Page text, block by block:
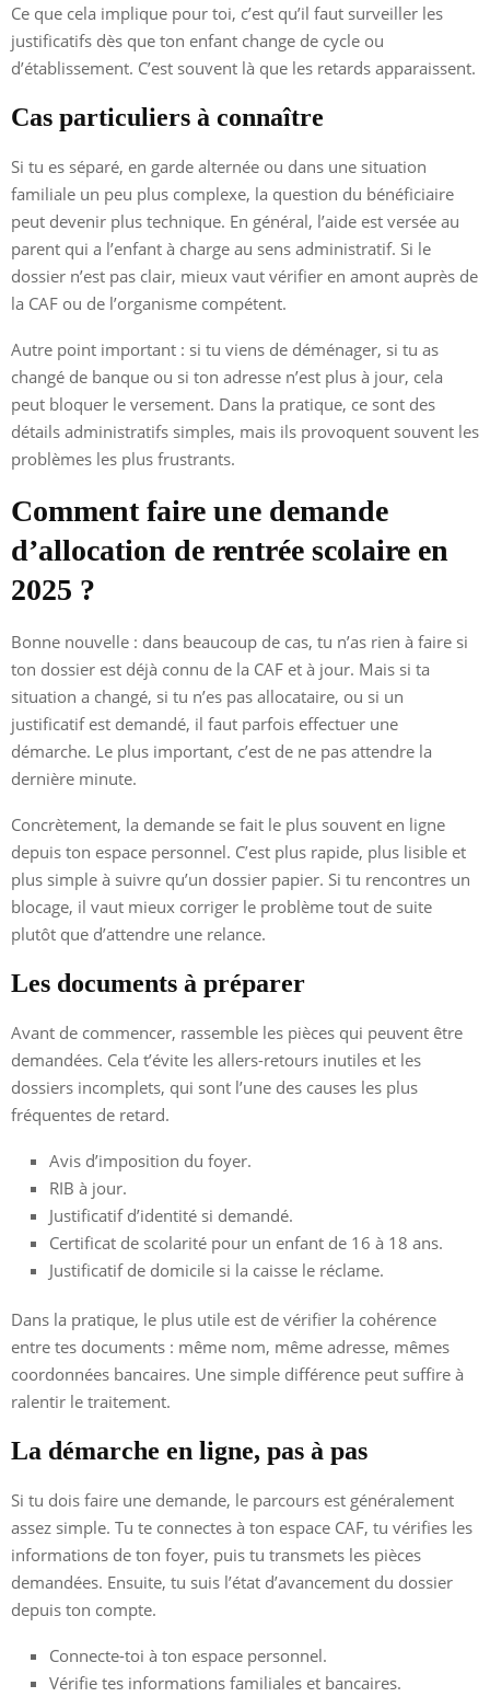
Ce que cela implique pour toi, c’est qu’il faut surveiller les
justificatifs dès que ton enfant change de cycle ou
d’établissement. C’est souvent là que les retards apparaissent.
Cas particuliers à connaître
Si tu es séparé, en garde alternée ou dans une situation
familiale un peu plus complexe, la question du bénéficiaire
peut devenir plus technique. En général, l’aide est versée au
parent qui a l’enfant à charge au sens administratif. Si le
dossier n’est pas clair, mieux vaut vérifier en amont auprès de
la CAF ou de l’organisme compétent.
Autre point important : si tu viens de déménager, si tu as
changé de banque ou si ton adresse n’est plus à jour, cela
peut bloquer le versement. Dans la pratique, ce sont des
détails administratifs simples, mais ils provoquent souvent les
problèmes les plus frustrants.
Comment faire une demande
d’allocation de rentrée scolaire en
2025 ?
Bonne nouvelle : dans beaucoup de cas, tu n’as rien à faire si
ton dossier est déjà connu de la CAF et à jour. Mais si ta
situation a changé, si tu n’es pas allocataire, ou si un
justificatif est demandé, il faut parfois effectuer une
démarche. Le plus important, c’est de ne pas attendre la
dernière minute.
Concrètement, la demande se fait le plus souvent en ligne
depuis ton espace personnel. C’est plus rapide, plus lisible et
plus simple à suivre qu’un dossier papier. Si tu rencontres un
blocage, il vaut mieux corriger le problème tout de suite
plutôt que d’attendre une relance.
Les documents à préparer
Avant de commencer, rassemble les pièces qui peuvent être
demandées. Cela t’évite les allers-retours inutiles et les
dossiers incomplets, qui sont l’une des causes les plus
fréquentes de retard.
Avis d’imposition du foyer.
RIB à jour.
Justificatif d’identité si demandé.
Certificat de scolarité pour un enfant de 16 à 18 ans.
Justificatif de domicile si la caisse le réclame.
Dans la pratique, le plus utile est de vérifier la cohérence
entre tes documents : même nom, même adresse, mêmes
coordonnées bancaires. Une simple différence peut suffire à
ralentir le traitement.
La démarche en ligne, pas à pas
Si tu dois faire une demande, le parcours est généralement
assez simple. Tu te connectes à ton espace CAF, tu vérifies les
informations de ton foyer, puis tu transmets les pièces
demandées. Ensuite, tu suis l’état d’avancement du dossier
depuis ton compte.
Connecte-toi à ton espace personnel.
Vérifie tes informations familiales et bancaires.